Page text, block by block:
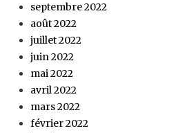
septembre 2022
août 2022
juillet 2022
juin 2022
mai 2022
avril 2022
mars 2022
février 2022